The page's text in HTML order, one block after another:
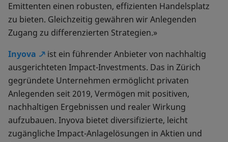
Emittenten einen robusten, effizienten Handelsplatz
zu bieten. Gleichzeitig gewähren wir Anlegenden
Zugang zu differenzierten Strategien.»
Inyova
ist ein führender Anbieter von nachhaltig
ausgerichteten Impact-Investments. Das in Zürich
gegründete Unternehmen ermöglicht privaten
Anlegenden seit 2019, Vermögen mit positiven,
nachhaltigen Ergebnissen und realer Wirkung
aufzubauen. Inyova bietet diversifizierte, leicht
zugängliche Impact-Anlagelösungen in Aktien und